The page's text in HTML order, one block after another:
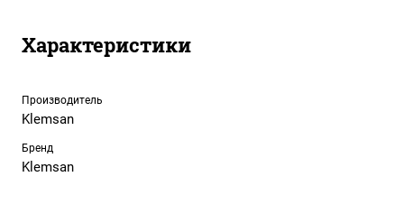
Характеристики
Производитель
Klemsan
Бренд
Klemsan